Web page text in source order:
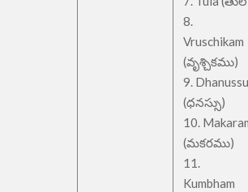
8.
Vruschikam
(వృశ్చికము)
9. Dhanussu
(ధనస్సు)
10.
(మకరము)
11.
Kumbham